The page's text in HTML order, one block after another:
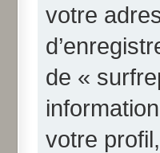
votre
de «
votre